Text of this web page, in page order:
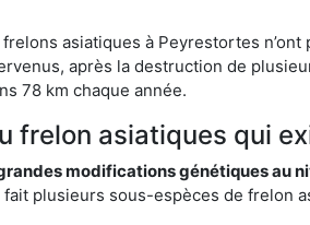
asiatiques à Peyrestortes
après la destruction de
78 km chaque année.
frelon asiatiques qui
modifications génétiques au
plusieurs sous-espèces de frelon